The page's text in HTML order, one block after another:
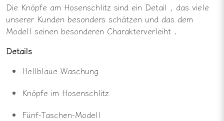
Die Knöpfe am Hosenschlitz sind ein Detail , das viele
unserer Kunden besonders schätzen und das dem
Modell seinen besonderen Charakterverleiht .
Details
Hellblaue Waschung
Knöpfe im Hosenschlitz
Fünf-Taschen-Modell